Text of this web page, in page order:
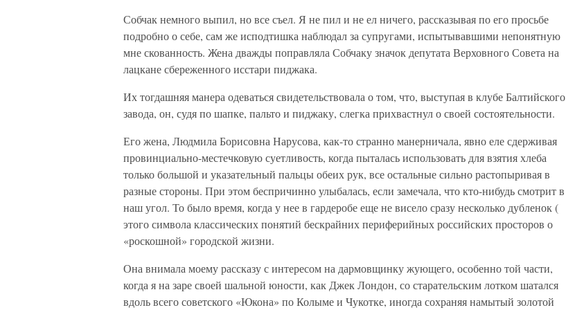
Собчак немного выпил, но все съел. Я не пил и не ел ничего, рассказывая по его просьбе
подробно о себе, сам же исподтишка наблюдал за супругами, испытывавшими непонятную
мне скованность. Жена дважды поправляла Собчаку значок депутата Верховного Совета на
лацкане сбереженного исстари пиджака.
Их тогдашняя манера одеваться свидетельствовала о том, что, выступая в клубе Балтийского
завода, он, судя по шапке, пальто и пиджаку, слегка прихвастнул о своей состоятельности.
Его жена, Людмила Борисовна Нарусова, как-то странно манерничала, явно еле сдерживая
провинциально-местечковую суетливость, когда пыталась использовать для взятия хлеба
только большой и указательный пальцы обеих рук, все остальные сильно растопыривая в
разные стороны. При этом беспричинно улыбалась, если замечала, что кто-нибудь смотрит в
наш угол. То было время, когда у нее в гардеробе еще не висело сразу несколько дубленок (
этого символа классических понятий бескрайних периферийных российских просторов о
«роскошной» городской жизни.
Она внимала моему рассказу с интересом на дармовщинку жующего, особенно той части,
когда я на заре своей шальной юности, как Джек Лондон, со старательским лотком шатался
вдоль всего советского «Юкона» по Колыме и Чукотке, иногда сохраняя намытый золотой